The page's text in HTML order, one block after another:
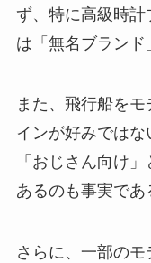
ず、特に高級時計
は「無名ブランド
また、飛行船を
インが好みではな
「おじさん向け
あるのも事実であ
さらに、一部の